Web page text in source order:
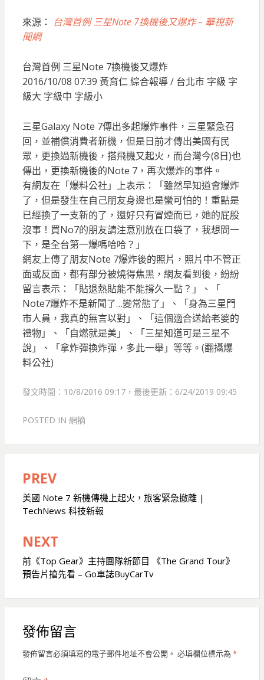
來源：
台灣首例 三星Note 7換機後又爆炸 – 華視新
聞網
台灣首例 三星Note 7換機後又爆炸
2016/10/08 07:39 黃育仁 綜合報導 / 台北市 字級 字
級大 字級中 字級小
三星Galaxy Note 7傳出多起爆炸事件，三星緊急召
回，並補償消費者新機，但是日前才傳出美國有民
眾，更換過新機後，搭飛機又起火，而台灣今(8日)也
傳出，更換新機後的Note 7，再次爆炸的事件。
有網友在「爆料公社」上表示：「雖然早知道會爆炸
了，但是發生在自己朋友身邊也是蠻可怕的！重點是
已經換了一支新的了，還好只有冒煙而已，她的屁股
沒事！買No7的朋友請注意別放在口袋了，我想問一
下，是全台第一爆嗎哈哈？」
網友上傳了朋友Note 7爆炸後的照片，照片中不管正
面或反面，都有部分被燒得焦黑，網友看到後，紛紛
留言表示：「貼退熱貼能不能撐久一點？」、「
Note7爆炸不是新聞了…變常態了」、「身為三星門
市人員，我真的無言以對」、「這個適合送給老婆的
禮物」、「自燃就是美」、「三星知道可是三星不
說」、「拿炸彈換炸彈，多此一舉」等等。(翻攝爆
料公社)
發文時間：10/8/2016 09:17，最後更新：6/24/2019 09:45
POSTED IN 網摘
文
章
導
覽
PREV
美國 Note 7 新機傳機上起火，旅客緊急撤離 |
TechNews 科技新報
NEXT
前《Top Gear》主持團隊新節目 《The Grand Tour》
預告片搶先看 – Go車誌BuyCarTv
發佈留言
發佈留言必須填寫的電子郵件地址不會公開。 必填欄位標示為 *